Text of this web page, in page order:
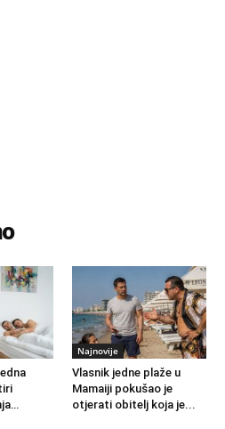
Najnovije
Vlasnik jedne plaže u
Mamaiji pokušao je
otjerati obitelj koja je...